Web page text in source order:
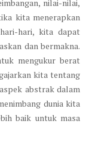
nilai-nilai,
kita menerapkan
hari, kita dapat
dan bermakna.
mengukur berat
kita tentang
abstrak dalam
dunia kita
baik untuk masa